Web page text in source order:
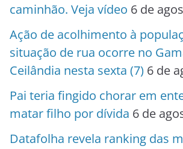
caminhão. Veja vídeo 6 de
Ação de acolhimento à
situação de rua ocorre no
Ceilândia nesta sexta (7) 6 de
Pai teria fingido chorar em
matar filho por dívida 6 de
Datafolha revela ranking das